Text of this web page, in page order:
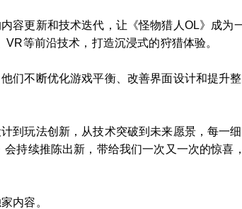
容更新和技术迭代，让《怪物猎人OL》成为
等前沿技术，打造沉浸式的狩猎体验。
们不断优化游戏平衡、改善界面设计和提升
到玩法创新，从技术突破到未来愿景，每一
持续推陈出新，带给我们一次又一次的惊喜
内容。